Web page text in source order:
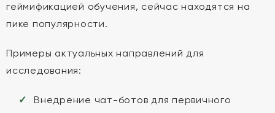
геймификацией обучения, сейчас находятся на
пике популярности.
Примеры актуальных направлений для
исследования:
Внедрение чат-ботов для первичного